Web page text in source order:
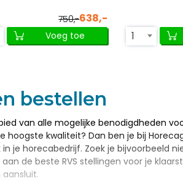
750,-638,-
Voeg toe
1
bestellen
van alle mogelijke benodigdheden
kwaliteit? Dan ben je bij
je horecabedrijf. Zoek je bijvoorbeeld
de beste RVS stellingen voor je
aansluit.